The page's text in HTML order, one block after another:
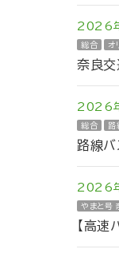
2026
総合 オ
奈良交
2026
総合 路
路線
2026
やまと号
【高